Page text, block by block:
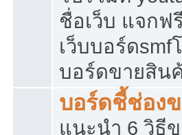
ชื่อเว็บ แจกฟ
เว็บบอร์ดsmf
บอร์ดขายสิน
บอร์ดชี้ช่อง
แนะนำ 6 วิธี